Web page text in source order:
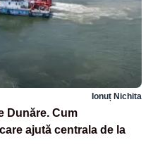
Ionuț Nichita
Dunăre. Cum
ajută centrala de la